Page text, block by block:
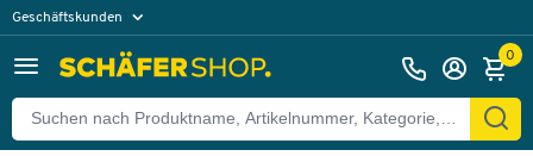
Geschäftskunden
0